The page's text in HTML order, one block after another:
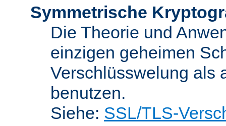
Symmetrische
Die Theorie und
einzigen geheimen
Verschlüsswelung als
benutzen.
Siehe: SSL/TLS-